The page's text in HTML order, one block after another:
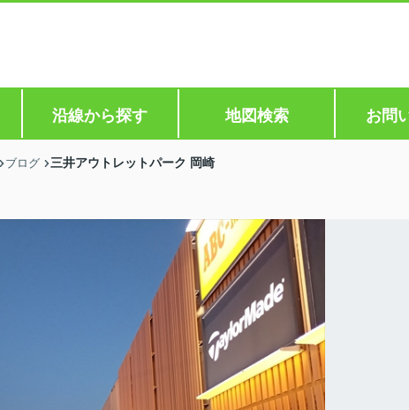
沿線から探す 地図検索 お問
ブログ 三井アウトレットパーク 岡崎